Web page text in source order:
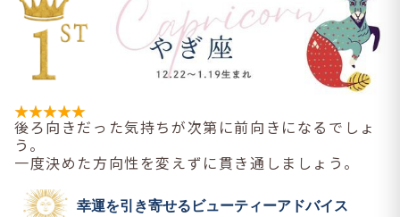
後ろ向きだった気持ちが次第に前向きになるでしょ
う。
一度決めた方向性を変えずに貫き通しましょう。
幸運を引き寄せるビューティーアドバイス